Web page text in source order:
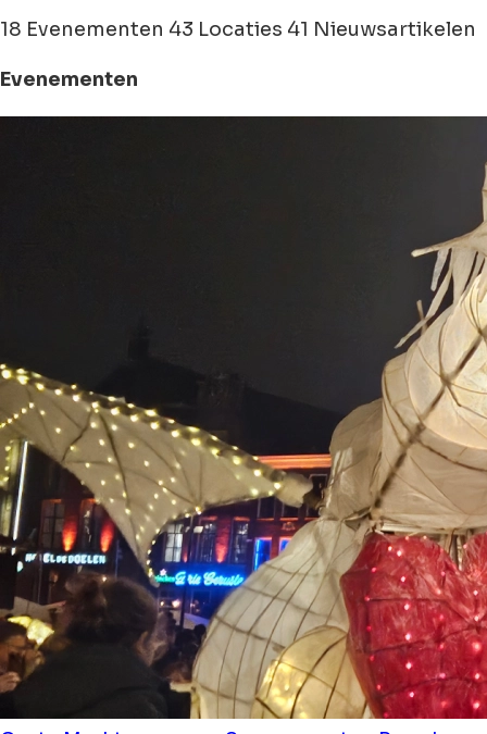
18 Evenementen 43 Locaties 41 Nieuwsartikelen
Evenementen